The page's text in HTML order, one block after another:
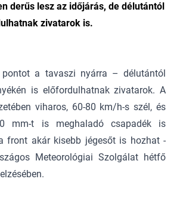
derűs lesz az időjárás, de délutántól
zivatarok is.
pontot a tavaszi nyárra – délutántól
is előfordulhatnak zivatarok. A
viharos, 60-80 km/h-s szél, és
mm-t is meghaladó csapadék is
front akár kisebb jégesőt is hozhat -
Meteorológiai Szolgálat hétfő